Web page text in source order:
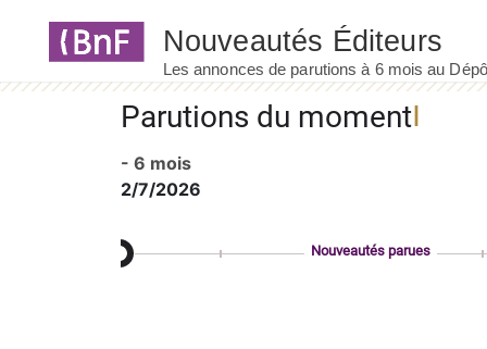
Parutions du moment
- 6 mois
2/7/2026
Nouveautés parues